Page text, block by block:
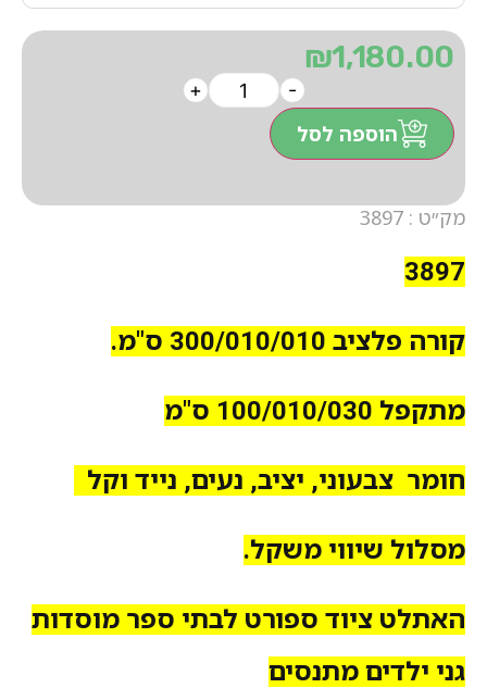
מק״ט : 3897
3897
קורה פלציב 300/010/010 ס"מ.
מתקפל 100/010/030 ס"מ
חומר צבעוני, יציב, נעים, נייד וקל
מסלול שיווי משקל.
האתלט ציוד ספורט לבתי ספר מוסדות
גני ילדים מתנסים
₪1,180.00
-
+
הוספה לסל